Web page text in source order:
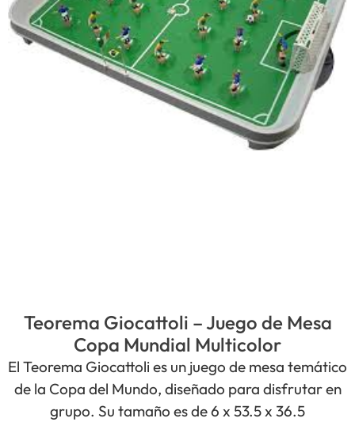
Teorema Giocattoli – Juego de Mesa
Copa Mundial Multicolor
El Teorema Giocattoli es un juego de mesa temático
de la Copa del Mundo, diseñado para disfrutar en
grupo. Su tamaño es de 6 x 53.5 x 36.5